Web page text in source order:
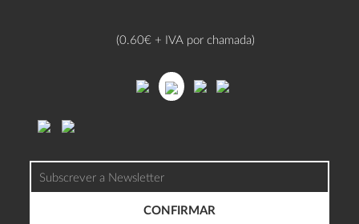
(0.60€ + IVA por chamada)
CONFIRMAR